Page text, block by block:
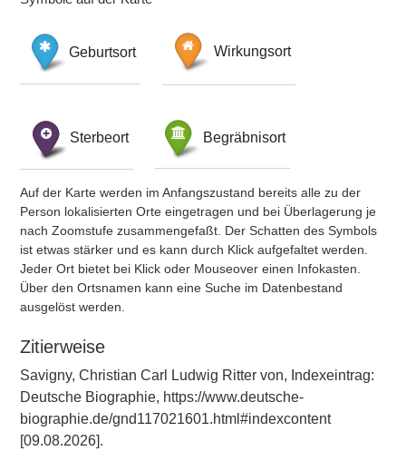
Geburtsort Wirkungsort
Sterbeort Begräbnisort
Auf der Karte werden im Anfangszustand bereits alle zu der
Person lokalisierten Orte eingetragen und bei Überlagerung je
nach Zoomstufe zusammengefaßt. Der Schatten des Symbols
ist etwas stärker und es kann durch Klick aufgefaltet werden.
Jeder Ort bietet bei Klick oder Mouseover einen Infokasten.
Über den Ortsnamen kann eine Suche im Datenbestand
ausgelöst werden.
Zitierweise
Savigny, Christian Carl Ludwig Ritter von, Indexeintrag:
Deutsche Biographie, https://www.deutsche-
biographie.de/gnd117021601.html#indexcontent
[09.08.2026].